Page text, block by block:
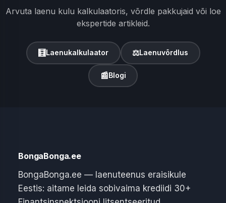
Arvuta laenu kulu kalkulaatoris, võrdle pakkujaid või loe
ekspertide artikleid.
🧮Laenukalkulaator ⚖Laenuvõrdlus
📰Blogi
BongaBonga.ee
BongaBonga.ee — laenuteenus eraisikule
Eestis: aitame leida sobivaima krediidi 30+